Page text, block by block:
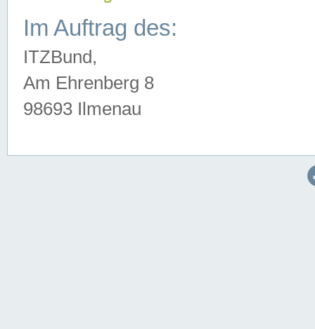
Im Auftrag des:
ITZBund,
Am Ehrenberg 8
98693 Ilmenau